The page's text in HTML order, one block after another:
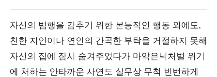
자신의 범행을 감추기 위한 본능적인 행동 외에도,
친한 지인이나 연인의 간곡한 부탁을 거절하지 못해
자신의 집에 잠시 숨겨주었다가 마약은닉처벌 위기
에 처하는 안타까운 사연도 실무상 무척 빈번하게